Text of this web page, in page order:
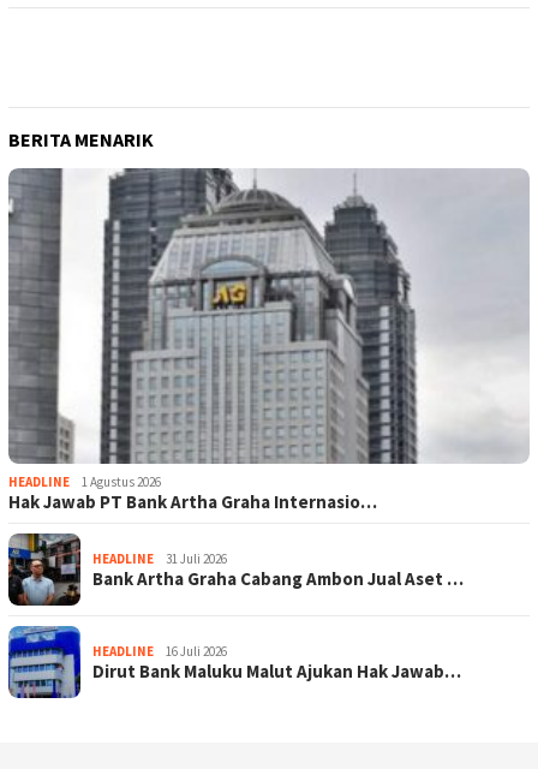
BERITA MENARIK
HEADLINE 1 Agustus 2026
Hak Jawab PT Bank Artha Graha Internasio…
HEADLINE 31 Juli 2026
Bank Artha Graha Cabang Ambon Jual Aset …
HEADLINE 16 Juli 2026
Dirut Bank Maluku Malut Ajukan Hak Jawab…